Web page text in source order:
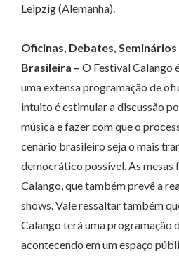
Leipzig (Alemanha).
Oficinas, Debates,
Brasileira – O Festival Calango
uma extensa programação de
intuito é estimular a discussão
música e fazer com que o
cenário brasileiro seja o mais
democrático possível. As mesas
Calango, que também prevê a
shows. Vale ressaltar também
Calango terá uma programação
acontecendo em um espaço